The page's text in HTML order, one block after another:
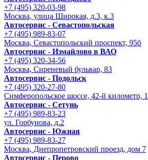
+7 (495) 320-03-98
Москва, улица Широкая, д.3, к.3
Автосервис - Cевастопольская
+7 (495) 989-83-07
Москва, Севастопольский проспект, 95б
Автосервис - Измайлово в ВАО
+7 (495) 320-34-56
Москва, Сиреневый бульвар, 83
Автосервис - Подольск
+7 (495) 320-27-80
Симферопольское шоссе, 42-й километр, 1
Автосервис - Сетунь
+7 (495) 989-83-23
ул. Горбунова, д.2
Автосервис - Южная
+7 (495) 989-83-27
Москва, Днепропетровский проезд, дом 7
Автосервис - Перово